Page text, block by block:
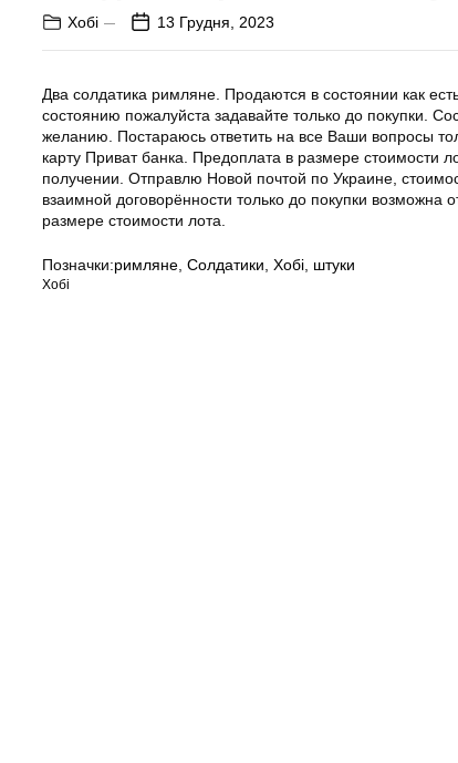
Хобі 13 Грудня, 2023
Два солдатика римляне. Продаются в состоянии как
состоянию пожалуйста задавайте только до покупки.
желанию. Постараюсь ответить на все Ваши вопросы
карту Приват банка. Предоплата в размере стоимости
получении. Отправлю Новой почтой по Украине,
взаимной договорённости только до покупки возможна
размере стоимости лота.
Позначки:римляне Солдатики Хобі штуки
Хобі